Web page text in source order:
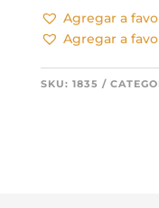
Agregar a
Agregar a
SKU: 1835